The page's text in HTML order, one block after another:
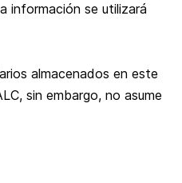
información se utilizará
almacenados en este
sin embargo, no asume